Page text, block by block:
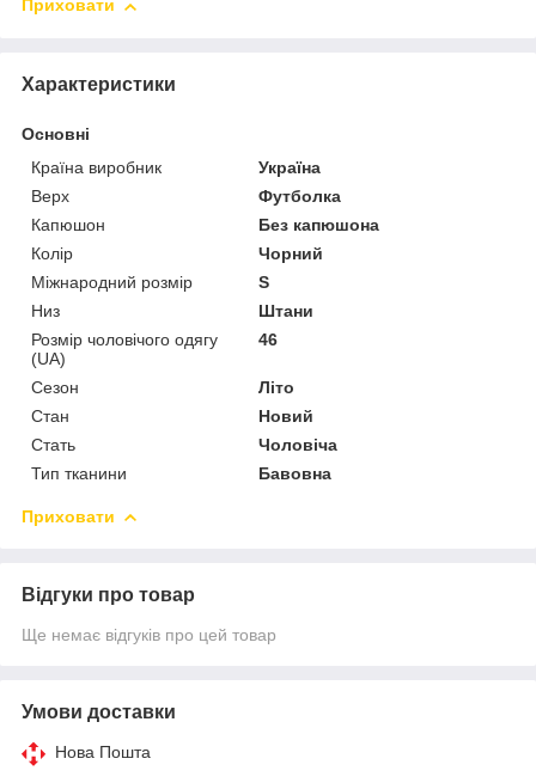
Приховати
Характеристики
Основні
Країна виробник
Україна
Верх
Футболка
Капюшон
Без капюшона
Колір
Чорний
Міжнародний розмір
S
Низ
Штани
Розмір чоловічого одягу
(UA)
46
Сезон
Літо
Стан
Новий
Стать
Чоловіча
Тип тканини
Бавовна
Приховати
Відгуки про товар
Ще немає відгуків про цей товар
Умови доставки
Нова Пошта